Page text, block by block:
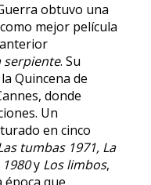
obtuvo una
mejor película
serpiente. Su
Quincena de
donde
Un
en cinco
tumbas 1971, La
y Los limbos,